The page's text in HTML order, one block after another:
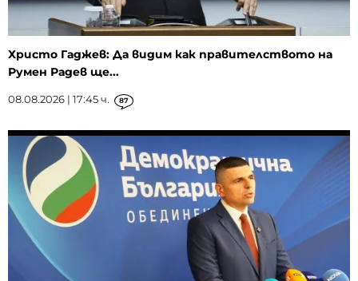
Христо Гаджев: Да видим как правителството на
Румен Радев ще...
08.08.2026 | 17:45 ч. 87